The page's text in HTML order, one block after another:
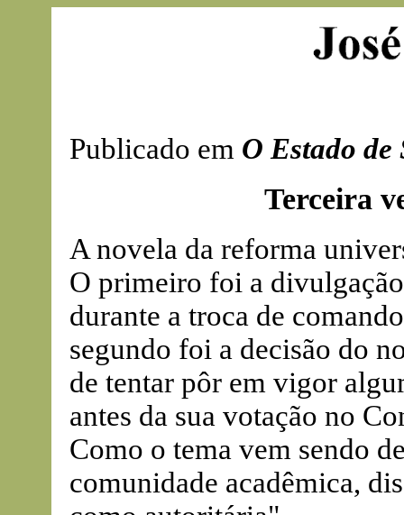
Publicado em O Estado de
Terceira
A novela da reforma
O primeiro foi a
durante a troca de
segundo foi a decisão do
de tentar pôr em vigor
antes da sua votação no
Como o tema vem sendo
comunidade acadêmica,